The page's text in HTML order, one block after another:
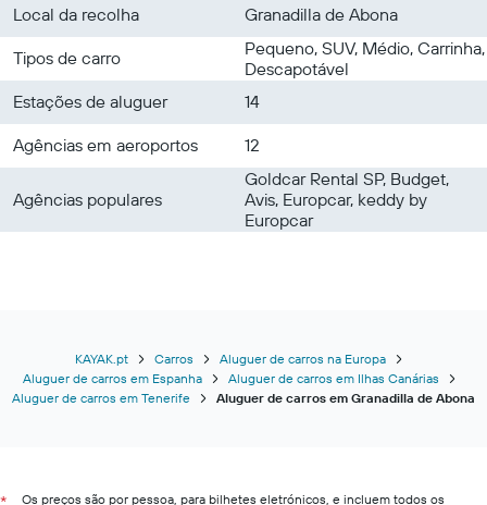
Local da recolha
Granadilla de Abona
Tipos de carro
Pequeno, SUV, Médio, Carrinha,
Descapotável
Estações de aluguer
14
Agências em aeroportos
12
Agências populares
Goldcar Rental SP, Budget,
Avis, Europcar, keddy by
Europcar
KAYAK.pt Carros
Aluguer de carros na Europa
Aluguer de carros em Espanha
Aluguer de carros em Ilhas Canárias
Aluguer de carros em Tenerife
Aluguer de carros em Granadilla de Abona
Os preços são por pessoa, para bilhetes eletrónicos, e incluem todos os